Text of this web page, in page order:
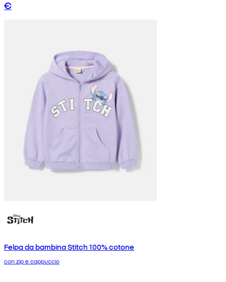
€
Felpa da bambina Stitch 100% cotone
con zip e cappuccio